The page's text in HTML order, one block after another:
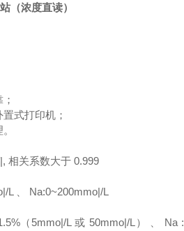
（浓度直读）
式打印机；
相关系数大于 0.999
L 、 Na:0~200mmo|/L
（5mmo|/L 或 50mmo|/L） 、 Na